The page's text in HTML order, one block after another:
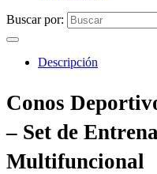
Buscar por:
Descripción
Conos
– Set de
Multifuncional